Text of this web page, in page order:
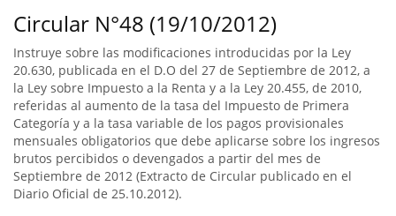
Circular N°48 (19/10/2012)
Instruye sobre las modificaciones introducidas por la Ley
20.630, publicada en el D.O del 27 de Septiembre de 2012, a
la Ley sobre Impuesto a la Renta y a la Ley 20.455, de 2010,
referidas al aumento de la tasa del Impuesto de Primera
Categoría y a la tasa variable de los pagos provisionales
mensuales obligatorios que debe aplicarse sobre los ingresos
brutos percibidos o devengados a partir del mes de
Septiembre de 2012 (Extracto de Circular publicado en el
Diario Oficial de 25.10.2012).